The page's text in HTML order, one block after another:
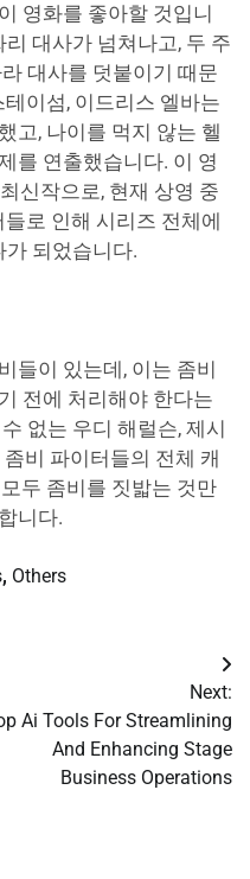
영화를 좋아할 것입니
대사가 넘쳐나고, 두 주
대사를 덧붙이기 때문
이섬, 이드리스 엘바는
고, 나이를 먹지 않는 헬
를 연출했습니다. 이 영
신작으로, 현재 상영 중
로 인해 시리즈 전체에
가 되었습니다.
들이 있는데, 이는 좀비
전에 처리해야 한다는
없는 우디 해럴슨, 제시
비 파이터들의 전체 캐
두 좀비를 짓밟는 것만
니다.
, Others
Next:
Ai Tools For Streamlining
And Enhancing Stage
Business Operations